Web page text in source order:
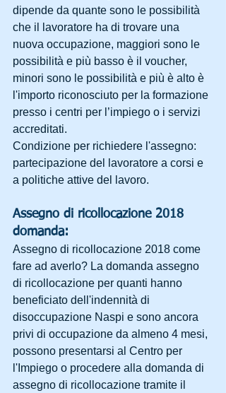
dipende da quante sono le possibilità
che il lavoratore ha di trovare una
nuova occupazione, maggiori sono le
possibilità e più basso è il voucher,
minori sono le possibilità e più è alto è
l'importo riconosciuto per la formazione
presso i centri per l’impiego o i servizi
accreditati.
Condizione per richiedere l'assegno:
partecipazione del lavoratore a corsi e
a politiche attive del lavoro.
Assegno di ricollocazione 2018
domanda:
Assegno di ricollocazione 2018 come
fare ad averlo? La domanda assegno
di ricollocazione per quanti hanno
beneficiato dell'indennità di
disoccupazione Naspi e sono ancora
privi di occupazione da almeno 4 mesi,
possono presentarsi al Centro per
l'Impiego o procedere alla domanda di
assegno di ricollocazione tramite il